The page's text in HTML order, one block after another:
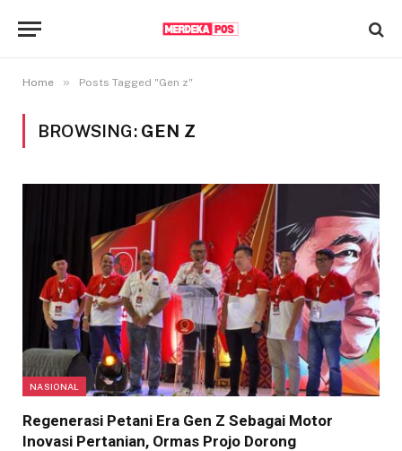
Home » Posts Tagged "Gen z"
BROWSING: GEN Z
NASIONAL
Regenerasi Petani Era Gen Z Sebagai Motor
Inovasi Pertanian, Ormas Projo Dorong